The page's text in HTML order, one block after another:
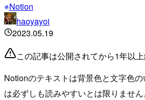
Notion
haoyayoi
2023.05.19
この記事は公開されてから1年以
Notionのテキストは背景色と文字色
は必ずしも読みやすいとは限りません